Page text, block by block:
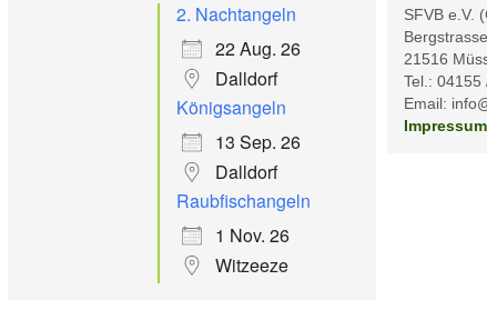
2. Nachtangeln
22 Aug. 26
Dalldorf
Königsangeln
13 Sep. 26
Dalldorf
Raubfischangeln
1 Nov. 26
Witzeeze
SFVB e.V.
21516
Tel.: 04155
Email:
Impressum